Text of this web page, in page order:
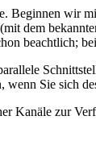
wir
dem
beachtlich;
wenn Sie sich
Kanäle zur